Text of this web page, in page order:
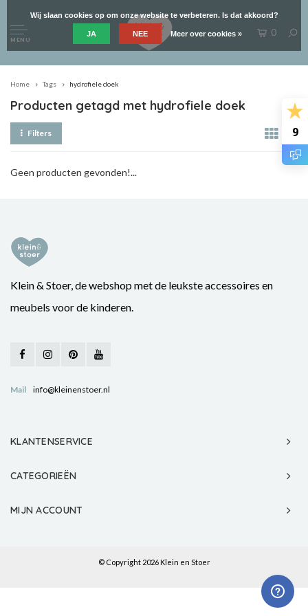
9
MENU
0
Home Tags hydrofiele doek
Producten getagd met hydrofiele doek
Filters
Geen producten gevonden!...
Klein & Stoer, de webshop met de leukste accessoires en
meubels voor de kinderen.
Mail info@kleinenstoer.nl
KLANTENSERVICE
CATEGORIEËN
MIJN ACCOUNT
© Copyright 2026 Klein en Stoer
Wij slaan cookies op om onze website te verbeteren. Is dat akkoord?
JA NEE Meer over cookies »